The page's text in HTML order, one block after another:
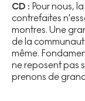
CD : Pour nous,
contrefaites
montres. Une
de la
même.
ne reposent pas
prenons de